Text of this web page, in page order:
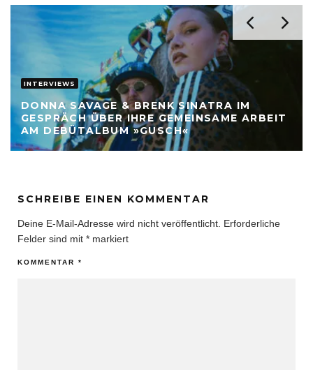
INTERVIEWS
DONNA SAVAGE & BRENK SINATRA IM
GESPRÄCH ÜBER IHRE GEMEINSAME ARBEIT
AM DEBÜTALBUM »GUSCH«
SCHREIBE EINEN KOMMENTAR
Deine E-Mail-Adresse wird nicht veröffentlicht. Erforderliche
Felder sind mit * markiert
KOMMENTAR *